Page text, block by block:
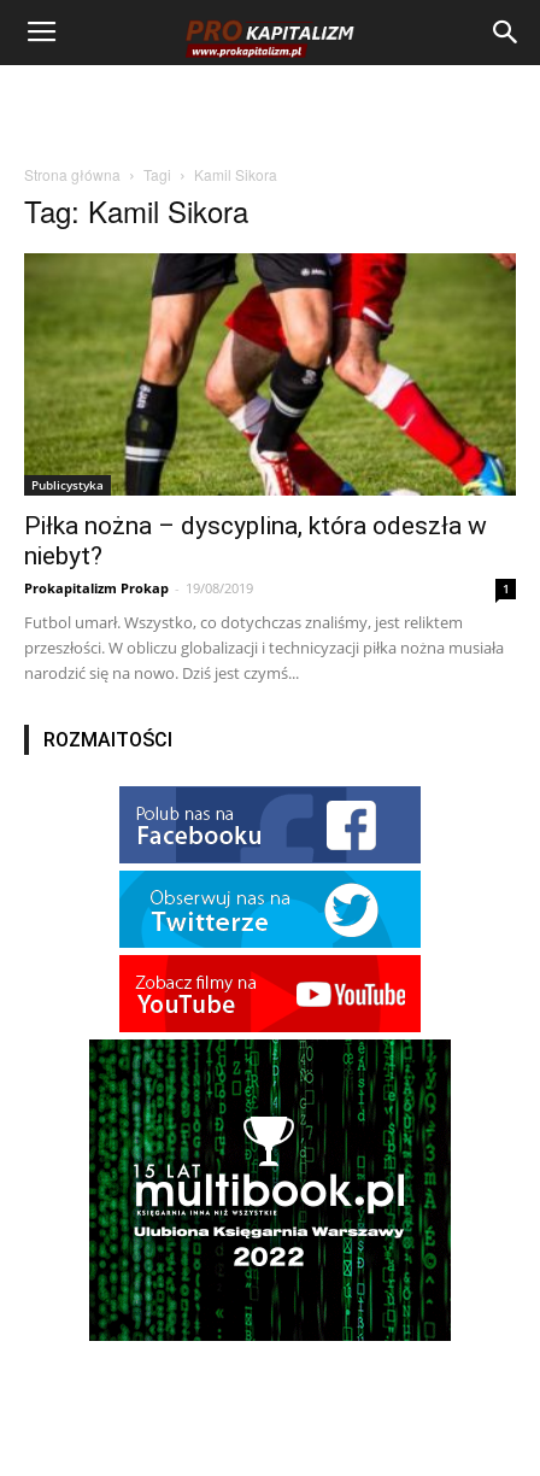
Strona główna Tagi Kamil Sikora
Tag: Kamil Sikora
Publicystyka
Piłka nożna – dyscyplina, która odeszła w
niebyt?
Prokapitalizm Prokap - 19/08/2019 1
Futbol umarł. Wszystko, co dotychczas znaliśmy, jest reliktem
przeszłości. W obliczu globalizacji i technicyzacji piłka nożna musiała
narodzić się na nowo. Dziś jest czymś...
ROZMAITOŚCI